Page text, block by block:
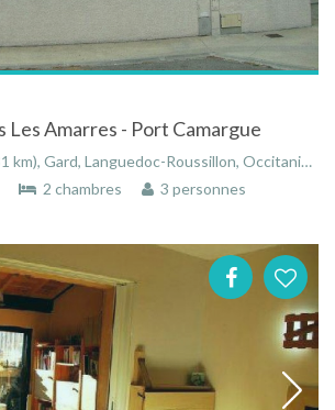
Les Amarres - Port Camargue
Gard, Languedoc-Roussillon, Occitanie, France
2 chambres 3 personnes